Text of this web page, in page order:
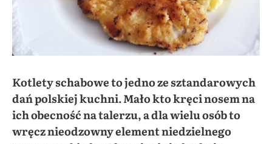
Kotlety schabowe to jedno ze sztandarowych
dań polskiej kuchni. Mało kto kręci nosem na
ich obecność na talerzu, a dla wielu osób to
wręcz nieodzowny element niedzielnego